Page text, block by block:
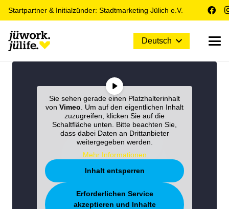
Startpartner & Initialzünder: Stadtmarketing Jülich e.V.
Deutsch
Sie sehen gerade einen Platzhalterinhalt
von Vimeo . Um auf den eigentlichen Inhalt
zuzugreifen, klicken Sie auf die
Schaltfläche unten. Bitte beachten Sie,
dass dabei Daten an Drittanbieter
weitergegeben werden.
Mehr Informationen
Inhalt entsperren
Erforderlichen Service
akzeptieren und Inhalte